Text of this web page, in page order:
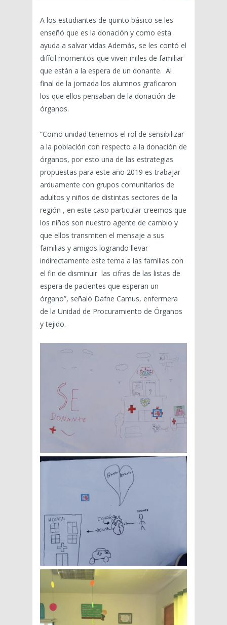
A los estudiantes de quinto básico se les
enseñó que es la donación y como esta
ayuda a salvar vidas Además, se les contó el
difícil momentos que viven miles de familiar
que están a la espera de un donante. Al
final de la jornada los alumnos graficaron
los que ellos pensaban de la donación de
órganos.
“Como unidad tenemos el rol de sensibilizar
a la población con respecto a la donación de
órganos, por esto una de las estrategias
propuestas para este año 2019 es trabajar
arduamente con grupos comunitarios de
adultos y niños de distintas sectores de la
región , en este caso particular creemos que
los niños son nuestro agente de cambio y
que ellos transmiten el mensaje a sus
familias y amigos logrando llevar
indirectamente este tema a las familias con
el fin de disminuir las cifras de las listas de
espera de pacientes que esperan un
órgano”, señaló Dafne Camus, enfermera
de la Unidad de Procuramiento de Órganos
y tejido.